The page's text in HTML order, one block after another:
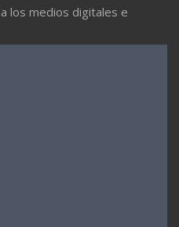
los medios digitales e